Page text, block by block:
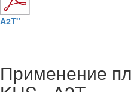
A2T"
Применение